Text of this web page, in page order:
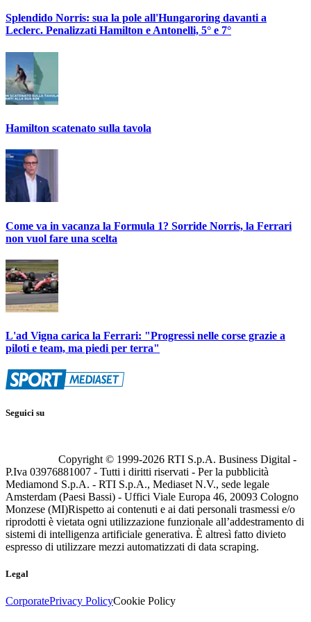
Splendido Norris: sua la pole all'Hungaroring davanti a
Leclerc. Penalizzati Hamilton e Antonelli, 5° e 7°
Hamilton scatenato sulla tavola
Come va in vacanza la Formula 1? Sorride Norris, la Ferrari
non vuol fare una scelta
L'ad Vigna carica la Ferrari: "Progressi nelle corse grazie a
piloti e team, ma piedi per terra"
Seguici su
Copyright © 1999-2026 RTI S.p.A. Business Digital -
P.Iva 03976881007 - Tutti i diritti riservati - Per la pubblicità
Mediamond S.p.A. - RTI S.p.A., Mediaset N.V., sede legale
Amsterdam (Paesi Bassi) - Uffici Viale Europa 46, 20093 Cologno
Monzese (MI)Rispetto ai contenuti e ai dati personali trasmessi e/o
riprodotti è vietata ogni utilizzazione funzionale all’addestramento di
sistemi di intelligenza artificiale generativa. È altresì fatto divieto
espresso di utilizzare mezzi automatizzati di data scraping.
Legal
CorporatePrivacy PolicyCookie Policy